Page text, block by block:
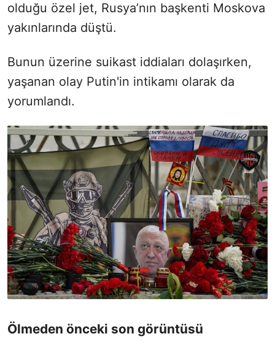
olduğu özel jet, Rusya’nın başkenti Moskova
yakınlarında düştü.
Bunun üzerine suikast iddiaları dolaşırken,
yaşanan olay Putin'in intikamı olarak da
yorumlandı.
Ölmeden önceki son görüntüsü